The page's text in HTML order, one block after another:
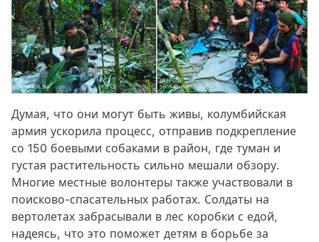
Думая, что они могут быть живы, колумбийская
армия ускорила процесс, отправив подкрепление
со 150 боевыми собаками в район, где туман и
густая растительность сильно мешали обзору.
Многие местные волонтеры также участвовали в
поисково-спасательных работах. Солдаты на
вертолетах забрасывали в лес коробки с едой,
надеясь, что это поможет детям в борьбе за